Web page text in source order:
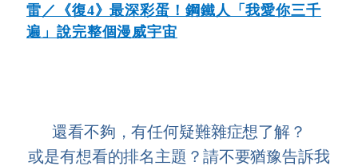
雷／《復4》最深彩蛋！鋼鐵人「我愛你三千
遍」說完整個漫威宇宙
還看不夠，有任何疑難雜症想了解？
或是有想看的排名主題？請不要猶豫告訴我